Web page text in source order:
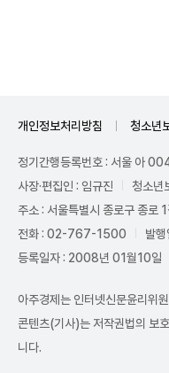
개인정보처리방침 청소년
정기간행등록번호 : 서울 아
사장·편집인 : 임규진
청소년
주소 : 서울특별시 종로구 종
전화 : 02-767-1500
발
등록일자 : 2008년 01월10일
아주경제는 인터넷신문윤리위
콘텐츠(기사)는 저작권법의 보
니다.